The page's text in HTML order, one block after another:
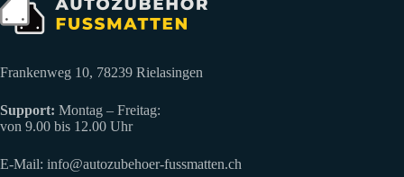
Frankenweg 10, 78239 Rielasingen
Support: Montag – Freitag:
von 9.00 bis 12.00 Uhr
E-Mail: info@autozubehoer-fussmatten.ch